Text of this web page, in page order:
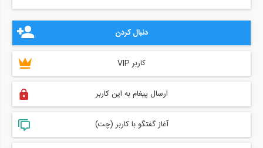
دنبال کردن
کاربر VIP
ارسال پیغام به این کاربر
آغاز گفتگو با کاربر (چت)